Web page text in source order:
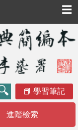
☰
學習筆記
進階檢索